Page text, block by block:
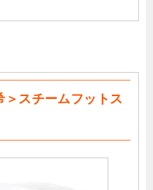
スチームフットス